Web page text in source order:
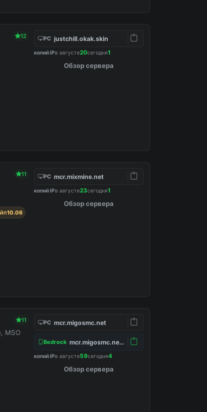
12 PC justchill.okak.skin
копий IPв августе20сегодня1
Обзор сервера
11
10.06
PC mcr.mixmine.net
копий IPв августе23сегодня1
Обзор сервера
11
MSO
PC mcr.migosmc.net
Bedrock mcr.migosmc.net:19132
копий IPв августе59сегодня4
Обзор сервера